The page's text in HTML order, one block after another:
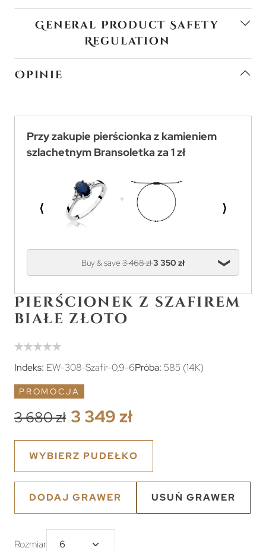
General Product Safety
Regulation
Opinie
Przy zakupie pierścionka z kamieniem
szlachetnym Bransoletka za 1 zł
⟨ ⟩
Buy & save 3 468 zł3 350 zł
Pierścionek z szafirem
białe złoto
Indeks: EW-308-Szafir-0,9-6Próba: 585 (14K)
PROMOCJA
3 680 zł 3 349 zł
WYBIERZ PUDEŁKO
DODAJ GRAWER USUŃ GRAWER
Rozmiar